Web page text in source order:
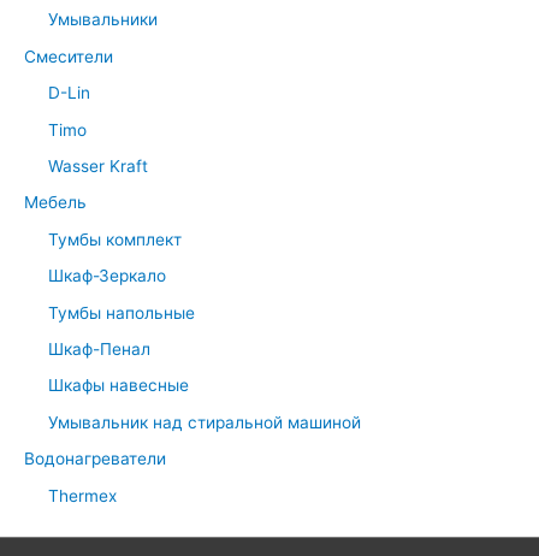
Умывальники
Смесители
D-Lin
Timo
Wasser Kraft
Мебель
Тумбы комплект
Шкаф-Зеркало
Тумбы напольные
Шкаф-Пенал
Шкафы навесные
Умывальник над стиральной машиной
Водонагреватели
Thermex